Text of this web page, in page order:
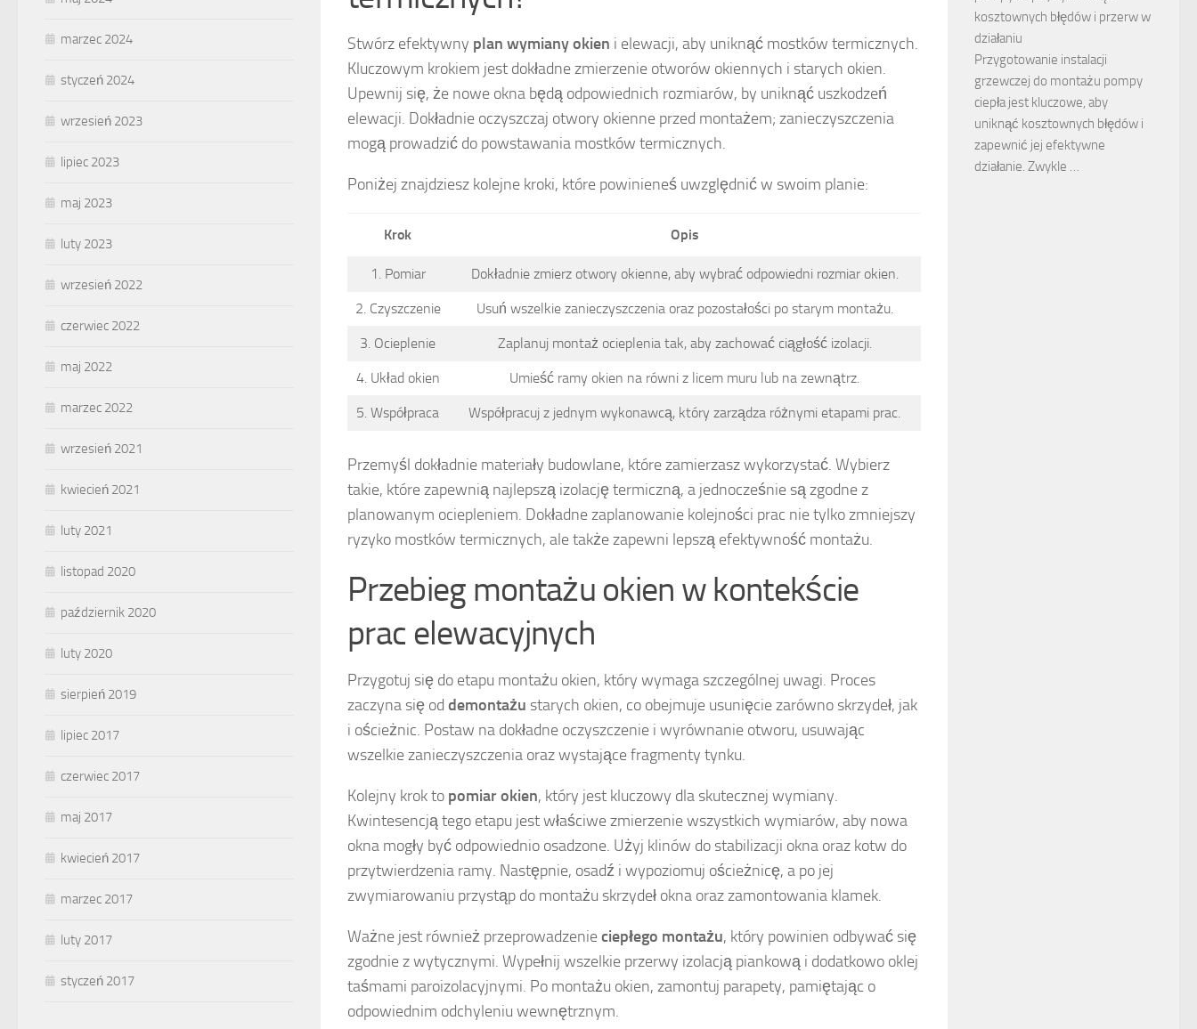
Stwórz efektywny plan wymiany okien i elewacji, aby uniknąć mostków termicznych.
Kluczowym krokiem jest dokładne zmierzenie otworów okiennych i starych okien.
Upewnij się, że nowe okna będą odpowiednich rozmiarów, by uniknąć uszkodzeń
elewacji. Dokładnie oczyszczaj otwory okienne przed montażem; zanieczyszczenia
mogą prowadzić do powstawania mostków termicznych.
Poniżej znajdziesz kolejne kroki, które powinieneś uwzględnić w swoim planie:
Krok Opis
1. Pomiar Dokładnie zmierz otwory okienne, aby wybrać odpowiedni rozmiar okien.
2. Czyszczenie Usuń wszelkie zanieczyszczenia oraz pozostałości po starym montażu.
3. Ocieplenie Zaplanuj montaż ocieplenia tak, aby zachować ciągłość izolacji.
4. Układ okien Umieść ramy okien na równi z licem muru lub na zewnątrz.
5. Współpraca Współpracuj z jednym wykonawcą, który zarządza różnymi etapami prac.
Przemyśl dokładnie materiały budowlane, które zamierzasz wykorzystać. Wybierz
takie, które zapewnią najlepszą izolację termiczną, a jednocześnie są zgodne z
planowanym ociepleniem. Dokładne zaplanowanie kolejności prac nie tylko zmniejszy
ryzyko mostków termicznych, ale także zapewni lepszą efektywność montażu.
Przebieg montażu okien w kontekście
prac elewacyjnych
Przygotuj się do etapu montażu okien, który wymaga szczególnej uwagi. Proces
zaczyna się od demontażu starych okien, co obejmuje usunięcie zarówno skrzydeł, jak
i ościeżnic. Postaw na dokładne oczyszczenie i wyrównanie otworu, usuwając
wszelkie zanieczyszczenia oraz wystające fragmenty tynku.
Kolejny krok to pomiar okien, który jest kluczowy dla skutecznej wymiany.
Kwintesencją tego etapu jest właściwe zmierzenie wszystkich wymiarów, aby nowa
okna mogły być odpowiednio osadzone. Użyj klinów do stabilizacji okna oraz kotw do
przytwierdzenia ramy. Następnie, osadź i wypoziomuj ościeżnicę, a po jej
zwymiarowaniu przystąp do montażu skrzydeł okna oraz zamontowania klamek.
Ważne jest również przeprowadzenieciepłego montażu, który powinien odbywać się
zgodnie z wytycznymi. Wypełnij wszelkie przerwy izolacją piankową i dodatkowo oklej
taśmami paroizolacyjnymi. Po montażu okien, zamontuj parapety, pamiętając o
odpowiednim odchyleniu wewnętrznym.
marzec 2024
styczeń 2024
wrzesień 2023
lipiec 2023
maj 2023
luty 2023
wrzesień 2022
czerwiec 2022
maj 2022
marzec 2022
wrzesień 2021
kwiecień 2021
luty 2021
listopad 2020
październik 2020
luty 2020
sierpień 2019
lipiec 2017
czerwiec 2017
maj 2017
kwiecień 2017
marzec 2017
luty 2017
styczeń 2017
kosztownych błędów i przerw w
działaniu
Przygotowanie instalacji
grzewczej do montażu pompy
ciepła jest kluczowe, aby
uniknąć kosztownych błędów i
zapewnić jej efektywne
działanie. Zwykle …